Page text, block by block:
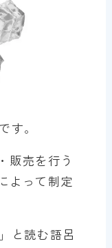
です。
販売を行う
よって制定
と読む語呂